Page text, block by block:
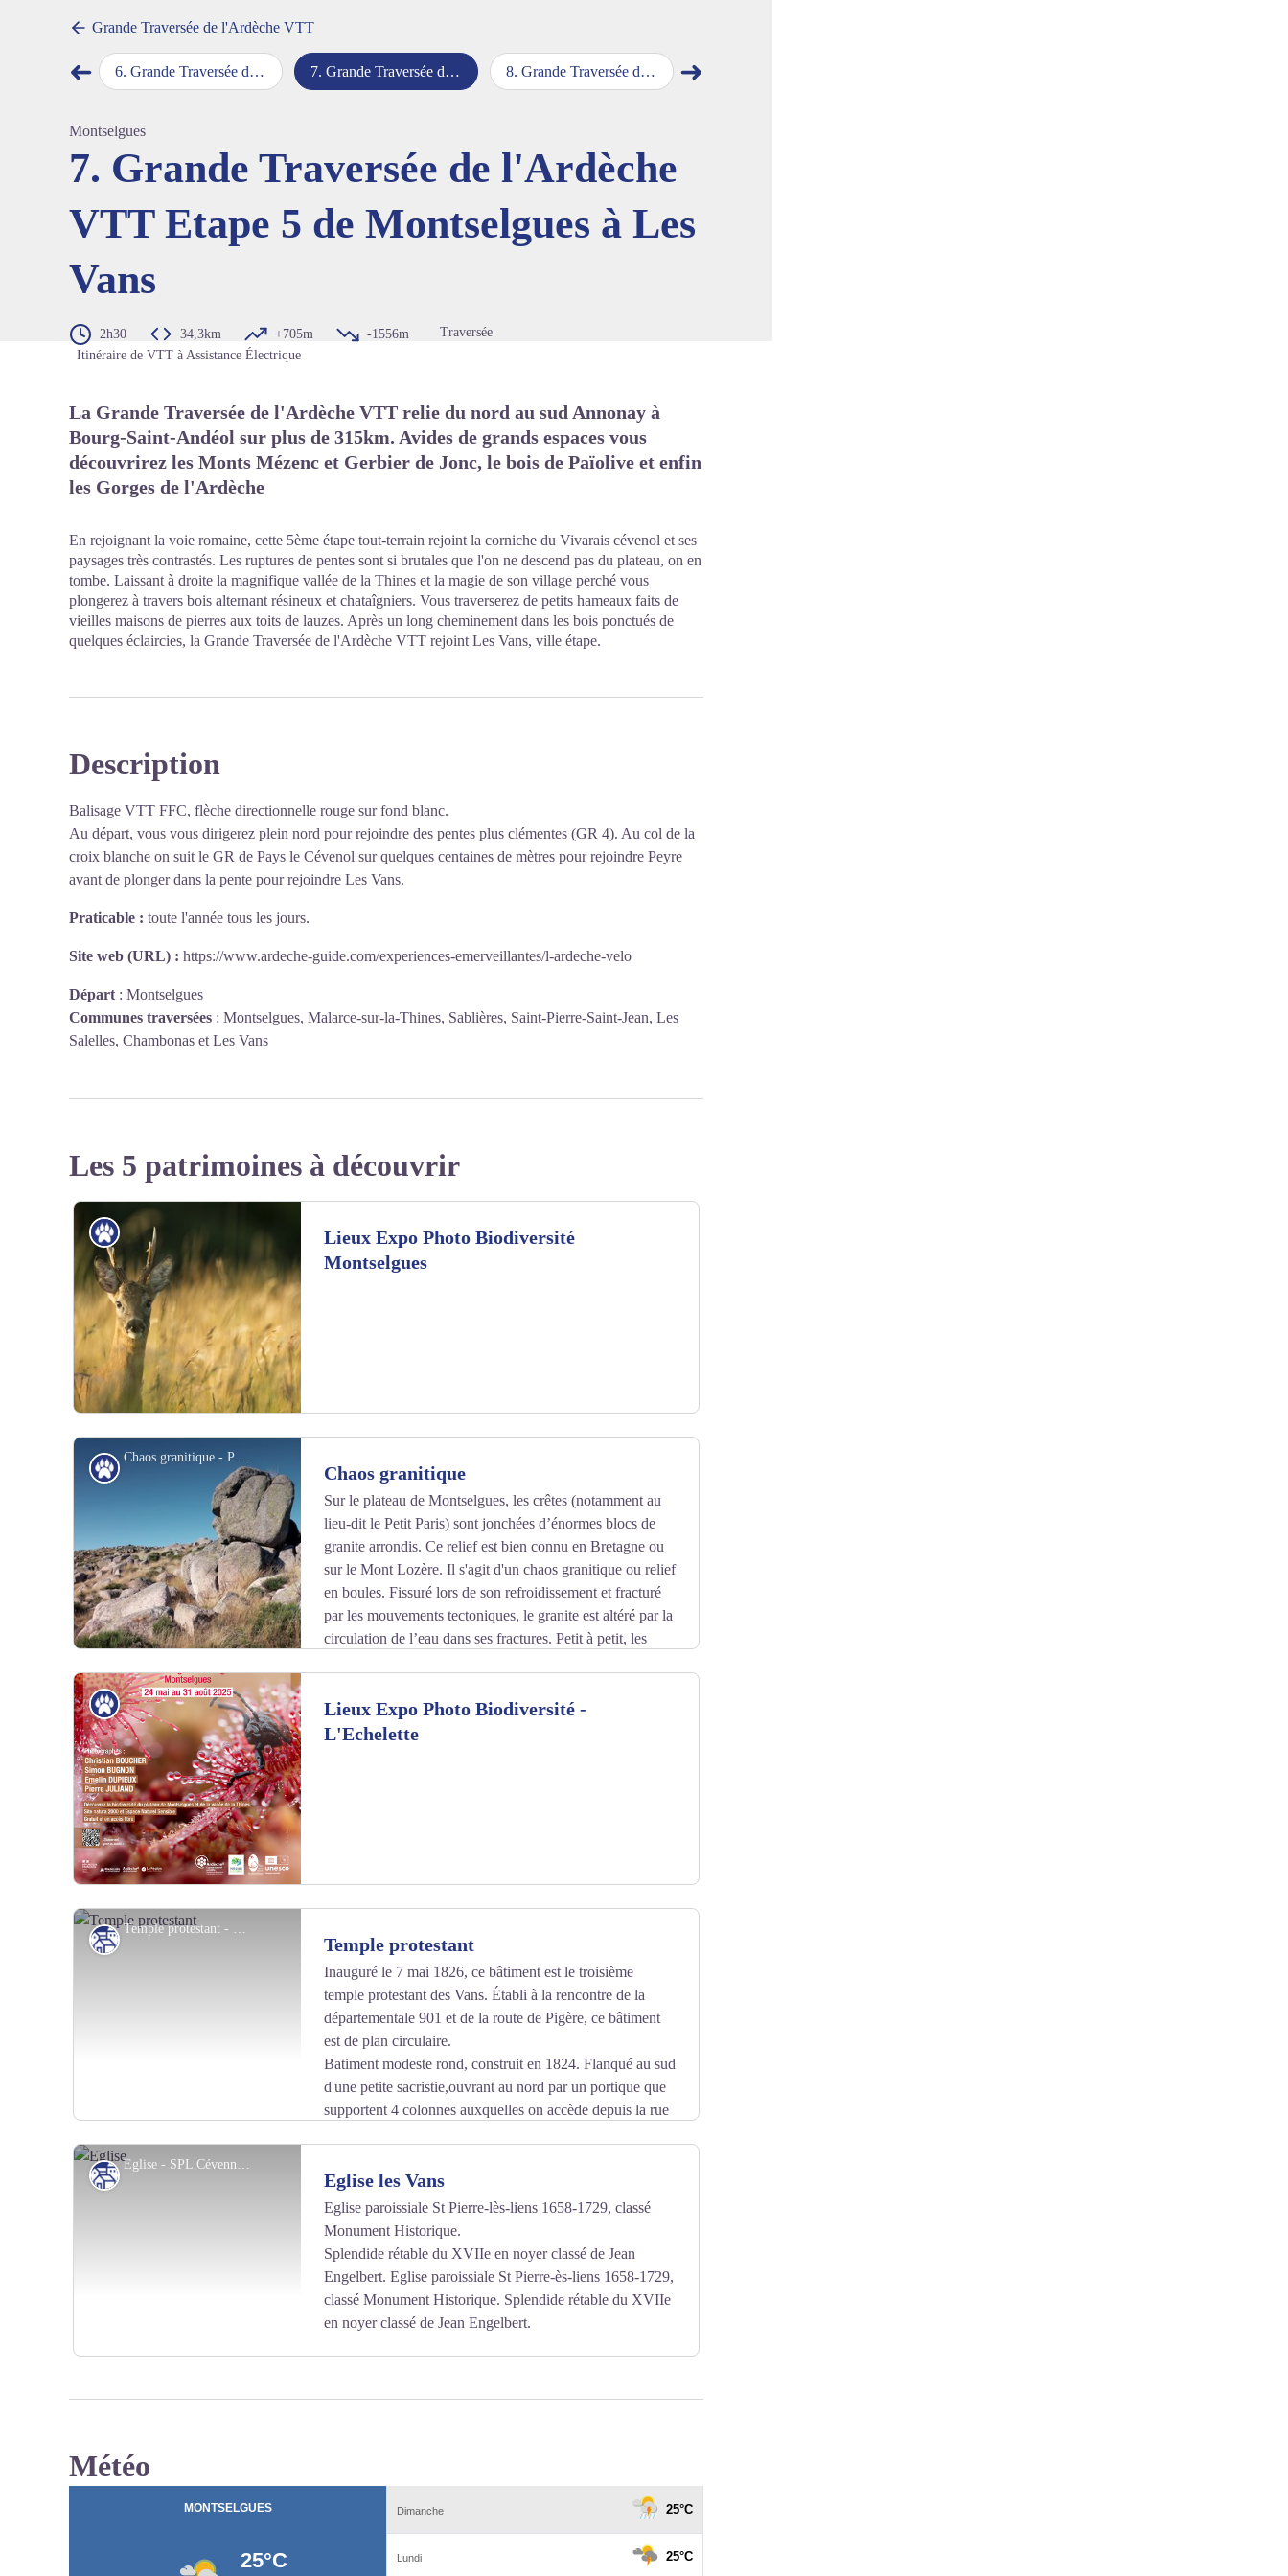
Voir l'image en plein écran
Grande Traversée de l'Ardèche VTT
➜Étape précédente
6. Grande Traversée de l'Ardèche VTT Variante de départ Etape 1 de Tournon-sur-Rhône à Saint-Félicien 7.Grande Traversée de l'Ardèche VTT Etape 5 de Montselgues à Les Vans 8.Grande Traversée de l'Ardèche VTT Etape 2 de Devesset à Les Estables ➜Étape suivante
Montselgues
7. Grande Traversée de l'Ardèche
VTT Etape 5 de Montselgues à Les
Vans
2h30 34,3km +705m -1556m
Traversée
Itinéraire de VTT à Assistance Électrique
La Grande Traversée de l'Ardèche VTT relie du nord au sud Annonay à
Bourg-Saint-Andéol sur plus de 315km. Avides de grands espaces vous
découvrirez les Monts Mézenc et Gerbier de Jonc, le bois de Païolive et enfin
les Gorges de l'Ardèche
En rejoignant la voie romaine, cette 5ème étape tout-terrain rejoint la corniche du Vivarais cévenol et ses
paysages très contrastés. Les ruptures de pentes sont si brutales que l'on ne descend pas du plateau, on en
tombe. Laissant à droite la magnifique vallée de la Thines et la magie de son village perché vous
plongerez à travers bois alternant résineux et chataîgniers. Vous traverserez de petits hameaux faits de
vieilles maisons de pierres aux toits de lauzes. Après un long cheminement dans les bois ponctués de
quelques éclaircies, la Grande Traversée de l'Ardèche VTT rejoint Les Vans, ville étape.
Description
Balisage VTT FFC, flèche directionnelle rouge sur fond blanc.
Au départ, vous vous dirigerez plein nord pour rejoindre des pentes plus clémentes (GR 4). Au col de la
croix blanche on suit le GR de Pays le Cévenol sur quelques centaines de mètres pour rejoindre Peyre
avant de plonger dans la pente pour rejoindre Les Vans.
Praticable : toute l'année tous les jours.
Site web (URL) : https://www.ardeche-guide.com/experiences-emerveillantes/l-ardeche-velo
Départ : Montselgues
Communes traversées : Montselgues, Malarce-sur-la-Thines, Sablières, Saint-Pierre-Saint-Jean, Les
Salelles, Chambonas et Les Vans
Les 5 patrimoines à découvrir
Voir l'image en plein écran
Patrimoine naturel
Lieux Expo Photo Biodiversité
Montselgues
Chaos granitique - Pascal Breitenbach
Voir l'image en plein écran
Patrimoine naturel Chaos granitique
Sur le plateau de Montselgues, les crêtes (notamment au
lieu-dit le Petit Paris) sont jonchées d’énormes blocs de
granite arrondis. Ce relief est bien connu en Bretagne ou
sur le Mont Lozère. Il s'agit d'un chaos granitique ou relief
en boules. Fissuré lors de son refroidissement et fracturé
par les mouvements tectoniques, le granite est altéré par la
circulation de l’eau dans ses fractures. Petit à petit, les
en argile. La roche se désagrège alors et se transforme en sable riche en quartz et en feldspath.
L’eau circule dans ce sable et continue de transformer activement en profondeur le granite sain
en granite altéré (ou arène granitique). En surface, le ruissellement entraine le sable vers le bas
de la pente, mettant alors à nu les blocs de granite sains qui n’évolueront alors que très peu. Ces
blocs de granites sains forment alors les fameux chaos
Voir l'image en plein écran
Patrimoine naturel
Lieux Expo Photo Biodiversité -
L'Echelette
Temple protestant - SPL Cévennes d'Ardèche
Voir l'image en plein écran
Patrimoine culturel Temple protestant
Inauguré le 7 mai 1826, ce bâtiment est le troisième
temple protestant des Vans. Établi à la rencontre de la
départementale 901 et de la route de Pigère, ce bâtiment
est de plan circulaire.
Batiment modeste rond, construit en 1824. Flanqué au sud
d'une petite sacristie,ouvrant au nord par un portique que
supportent 4 colonnes auxquelles on accède depuis la rue
Ameublement très sobre. Culte de l'église réformée le dimanche à 9h45.
Inscrit au titre des Monuments historiques le 8 mars 2011.
Eglise - SPL Cévennes d'Ardèche
Patrimoine culturel Eglise les Vans
Eglise paroissiale St Pierre-lès-liens 1658-1729, classé
Monument Historique.
Splendide rétable du XVIIe en noyer classé de Jean
Engelbert. Eglise paroissiale St Pierre-ès-liens 1658-1729,
classé Monument Historique. Splendide rétable du XVIIe
en noyer classé de Jean Engelbert.
Météo